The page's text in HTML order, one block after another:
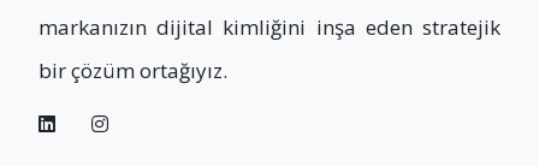
markanızın dijital kimliğini inşa eden stratejik
bir çözüm ortağıyız.